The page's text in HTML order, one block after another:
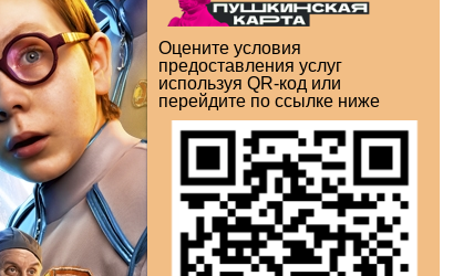
Оцените условия
предоставления услуг
используя QR-код или
перейдите по ссылке ниже